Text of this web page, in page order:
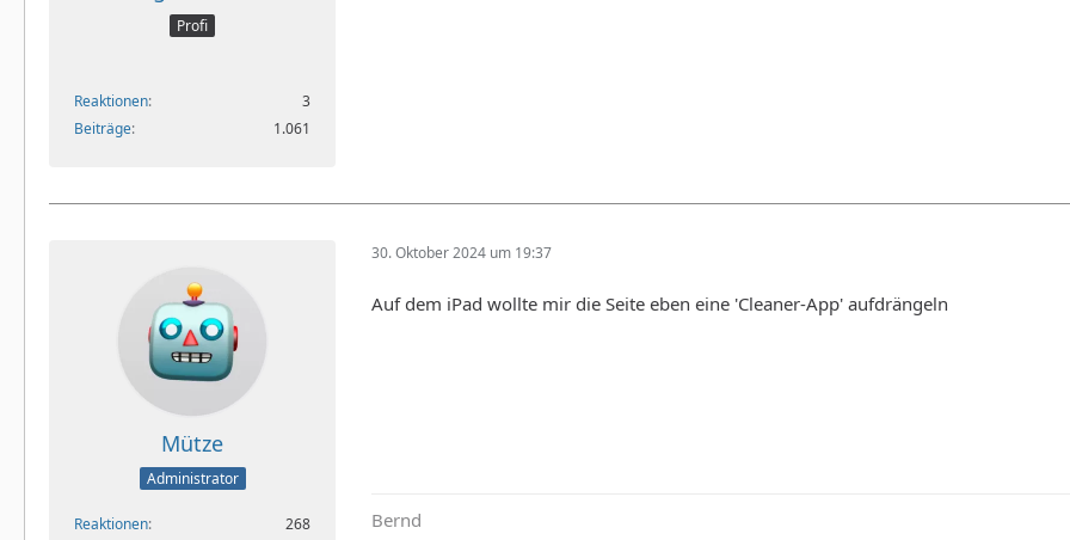
Profi
Reaktionen
3
Beiträge
1.061
Mütze
Administrator
Reaktionen
268
30. Oktober 2024 um 19:37
Auf dem iPad wollte mir die Seite eben eine 'Cleaner-App' aufdrängeln
Bernd